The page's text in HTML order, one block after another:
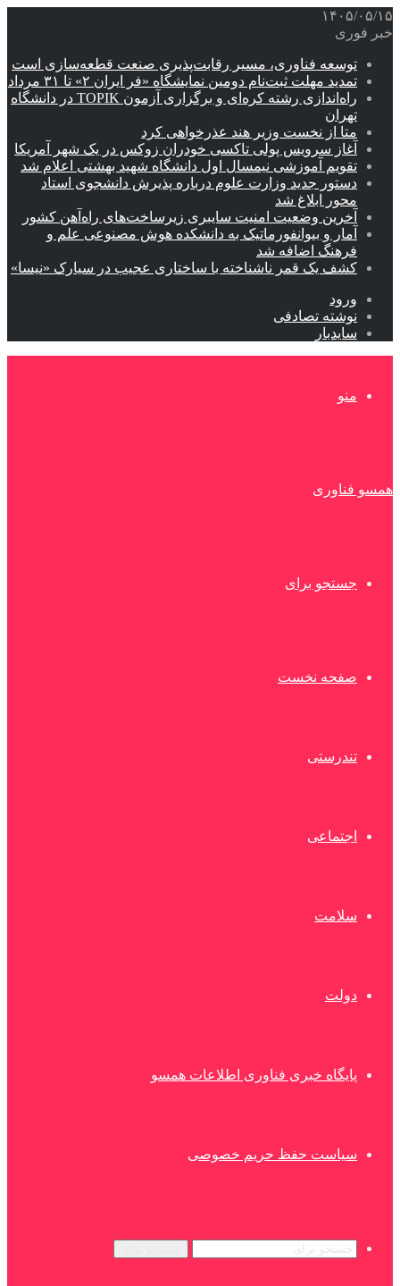
۱۴۰۵/۰۵/۱۵
خبر فوری
توسعه فناوری، مسیر رقابت‌پذیری صنعت قطعه‌سازی است
تمدید مهلت ثبت‌نام دومین نمایشگاه «فر ایران ۲» تا ۳۱ مرداد
راه‌اندازی رشته کره‌ای و برگزاری آزمون TOPIK در دانشگاه
تهران
متا از نخست وزیر هند عذرخواهی کرد
آغاز سرویس پولی تاکسی خودران زوکس در یک شهر آمریکا
تقویم آموزشی نیمسال اول دانشگاه شهید بهشتی اعلام شد
دستور جدید وزارت علوم درباره پذیرش دانشجوی استاد
محور ابلاغ شد
آخرین وضعیت امنیت سایبری زیرساخت‌های راه‌آهن کشور
آمار و بیوانفورماتیک به دانشکده هوش مصنوعی علم و
فرهنگ اضافه شد
کشف یک قمر ناشناخته با ساختاری عجیب در سیارک «نیسا»
ورود
نوشته تصادفی
سایدبار
منو
همسو فناوری
جستجو برای
صفحه نخست
تندرستی
اجتماعی
سلامت
دولت
پایگاه خبری فناوری اطلاعات همسو
سیاست حفظ حریم خصوصی